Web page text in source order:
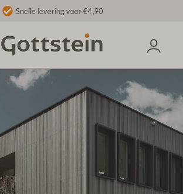
Snelle levering voor €4,90